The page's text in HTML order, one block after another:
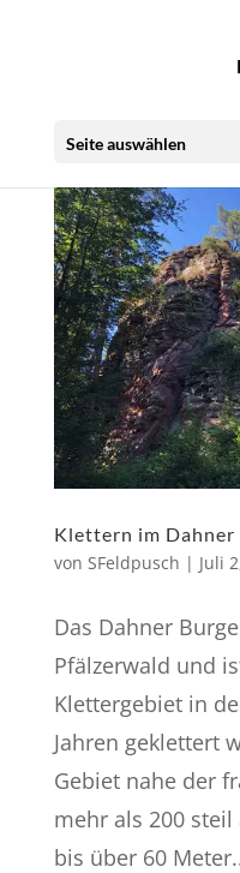
Seite auswählen
Klettern im Dahner
von SFeldpusch | Juli
Das Dahner
Pfälzerwald und
Klettergebiet in
Jahren geklettert
Gebiet nahe der
mehr als 200
bis über 60